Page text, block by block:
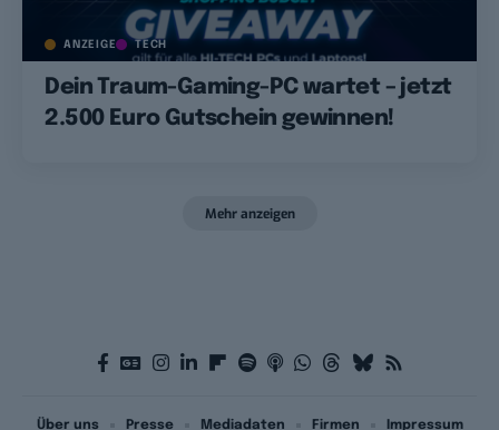
ANZEIGE TECH
Dein Traum-Gaming-PC wartet – jetzt
2.500 Euro Gutschein gewinnen!
Mehr anzeigen
Über uns Presse Mediadaten Firmen Impressum